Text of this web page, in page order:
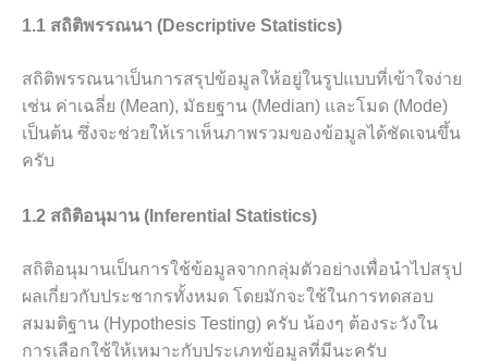
1.1 สถิติพรรณนา (Descriptive Statistics)
สถิติพรรณนาเป็นการสรุปข้อมูลให้อยู่ในรูปแบบที่เข้าใจง่าย
เช่น ค่าเฉลี่ย (Mean), มัธยฐาน (Median) และโมด (Mode)
เป็นต้น ซึ่งจะช่วยให้เราเห็นภาพรวมของข้อมูลได้ชัดเจนขึ้น
ครับ
1.2 สถิติอนุมาน (Inferential Statistics)
สถิติอนุมานเป็นการใช้ข้อมูลจากกลุ่มตัวอย่างเพื่อนำไปสรุป
ผลเกี่ยวกับประชากรทั้งหมด โดยมักจะใช้ในการทดสอบ
สมมติฐาน (Hypothesis Testing) ครับ น้องๆ ต้องระวังใน
การเลือกใช้ให้เหมาะกับประเภทข้อมูลที่มีนะครับ